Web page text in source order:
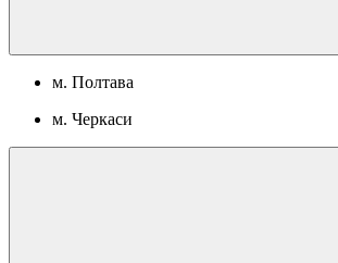
м. Полтава
м. Черкаси